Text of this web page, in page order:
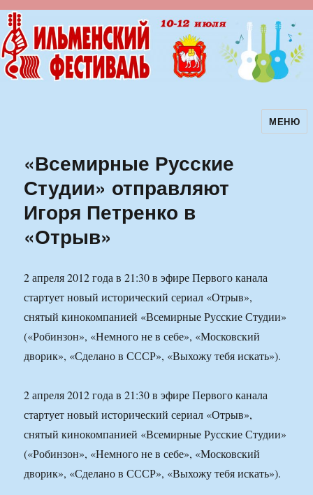
Ильменский фестиваль авторскойМЕНЮ
«Всемирные Русские
Студии» отправляют
Игоря Петренко в
«Отрыв»
2 апреля 2012 года в 21:30 в эфире Первого канала
стартует новый исторический сериал «Отрыв»,
снятый кинокомпанией «Всемирные Русские Студии»
(«Робинзон», «Немного не в себе», «Московский
дворик», «Сделано в СССР», «Выхожу тебя искать»).
2 апреля 2012 года в 21:30 в эфире Первого канала
стартует новый исторический сериал «Отрыв»,
снятый кинокомпанией «Всемирные Русские Студии»
(«Робинзон», «Немного не в себе», «Московский
дворик», «Сделано в СССР», «Выхожу тебя искать»).